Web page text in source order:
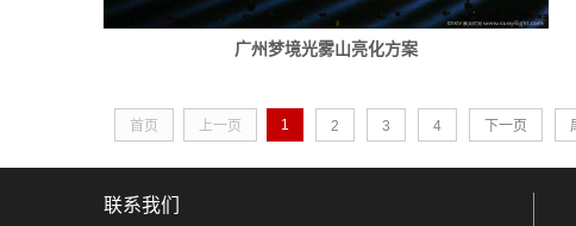
广州梦境光雾山亮化方案
首页 上一页 1 2 3 4 下一页
联系我们